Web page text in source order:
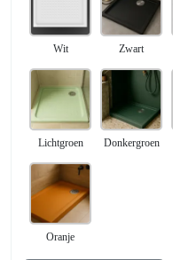
Wit Zwart
Lichtgroen Donkergroen
Oranje